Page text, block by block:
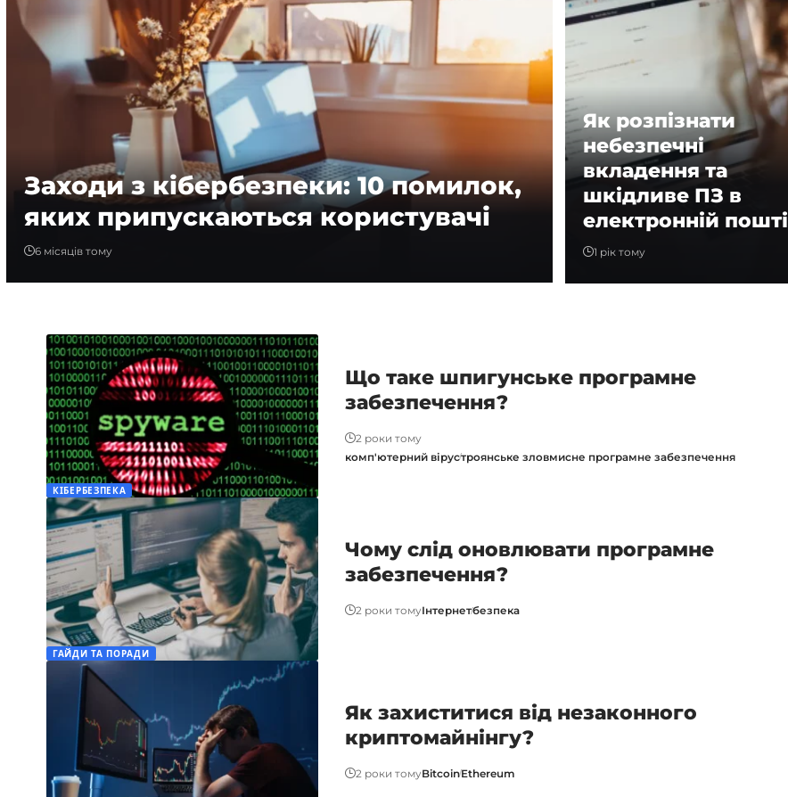
Заходи з кібербезпеки: 10 помилок,
яких припускаються користувачі
6 місяців тому
Як розпізнати
небезпечні
вкладення та
шкідливе ПЗ в
електронній пошті
1 рік тому
КІБЕРБЕЗПЕКА
Що таке шпигунське програмне
забезпечення?
2 роки тому
комп'ютерний вірустроянське зловмисне програмне забезпечення
ГАЙДИ ТА ПОРАДИ
Чому слід оновлювати програмне
забезпечення?
2 роки томуІнтернетбезпека
Як захиститися від незаконного
криптомайнінгу?
2 роки томуBitcoinEthereum